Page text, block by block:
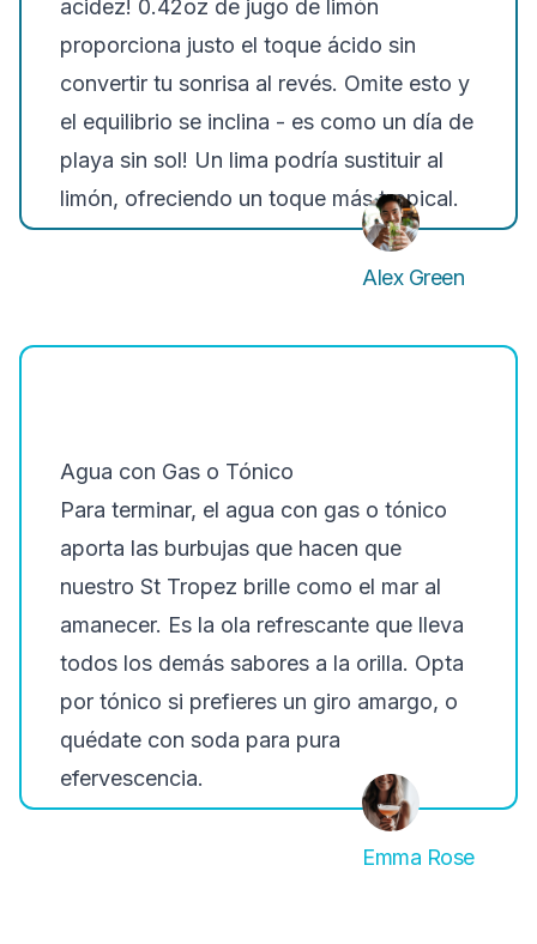
acidez! 0.42oz de jugo de limón
proporciona justo el toque ácido sin
convertir tu sonrisa al revés. Omite esto y
el equilibrio se inclina - es como un día de
playa sin sol! Un lima podría sustituir al
limón, ofreciendo un toque más tropical.
Alex Green
Agua con Gas o Tónico
Para terminar, el agua con gas o tónico
aporta las burbujas que hacen que
nuestro St Tropez brille como el mar al
amanecer. Es la ola refrescante que lleva
todos los demás sabores a la orilla. Opta
por tónico si prefieres un giro amargo, o
quédate con soda para pura
efervescencia.
Emma Rose